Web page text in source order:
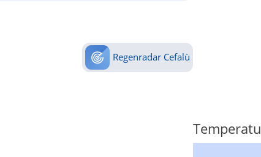
Regenradar Cefalù